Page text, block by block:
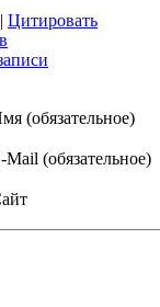
| Цитировать
(обязательное)
Mail (обязательное)